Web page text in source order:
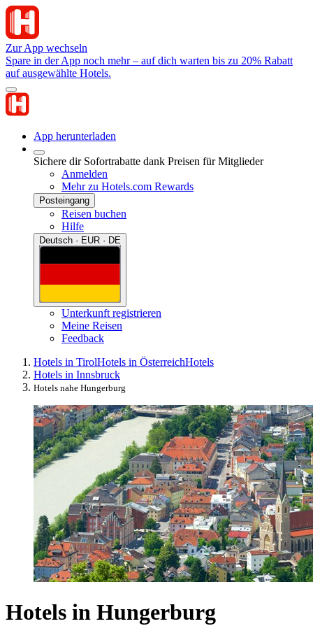
Zur App wechseln
Spare in der App noch mehr – auf dich warten bis zu 20% Rabatt
auf ausgewählte Hotels.
App herunterladen
Sichere dir Sofortrabatte dank Preisen für Mitglieder
Anmelden
Mehr zu Hotels.com Rewards
Posteingang
Reisen buchen
Hilfe
Deutsch · EUR · DE
Unterkunft registrieren
Meine Reisen
Feedback
Hotels in TirolHotels in ÖsterreichHotels
Hotels in Innsbruck
Hotels nahe Hungerburg
Hotels in Hungerburg